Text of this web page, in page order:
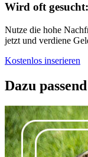
Wird oft
Nutze die hohe
jetzt und verdiene
Kostenlos inserieren
Dazu